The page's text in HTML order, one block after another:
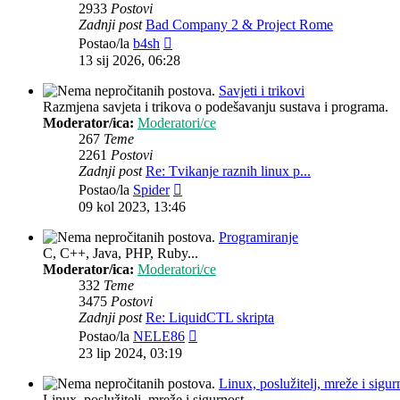
2933 Postovi
Zadnji post Bad Company 2 & Project Rome
Postao/la b4sh
post
13 sij 2026, 06:28
Savjeti i trikovi
Razmjena savjeta i trikova o podešavanju sustava i programa.
Moderator/ica: Moderatori/ce
267 Teme
2261 Postovi
Zadnji post Re: Tvikanje raznih linux p...
Postao/la Spider
post
09 kol 2023, 13:46
Programiranje
C, C++, Java, PHP, Ruby...
Moderator/ica: Moderatori/ce
332 Teme
3475 Postovi
Zadnji post Re: LiquidCTL skripta
Postao/la NELE86
23 lip 2024, 03:19
Linux, poslužitelj, mreže i